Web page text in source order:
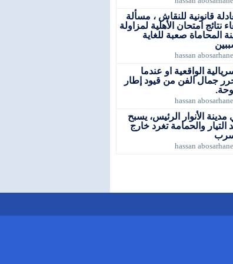
قانونية للنقاش ، مسألة
نتائج امتحان الأهلية لمزاولة
المحاماة صعبة للغاية
hassan abosarhane
الواقعية او عندما
جمال الفن من قيود إطار
hassan abosarhane
مدينة الأنوار الرئيس، يسبح
التيار والحمامة تغرد خارج
hassan abosarhane